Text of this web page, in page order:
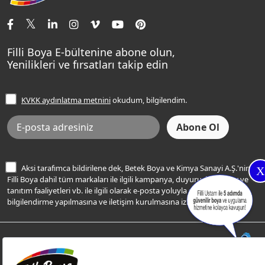
X
Tavan Boyaları
Ev Bakım ve Hobi Boyaları
Yatak Odası Renkleri
Sentomaxx Sentetik Boya
Sentomaxx İpeksi Mat
Momento Life
Şampanya Rengi
Açık Mavi Rengi
Frezya Rengi
İletişim Bilgilerimiz
Renk Danışma
Filli Ustam
Sıkça Sorulan Sorular
Ücretsiz Yalıtım Keşif Hizmeti
Bilgi Toplumu Hizmetleri
İnternet Sitesi Kullanım Koşulları
KVKK Talep Formu
KVKK Aydınlatma Metni
Filli Boya E-bültenine abone olun,
Yenilikleri ve fırsatları takip edin
KVKK aydınlatma metniniokudum, bilgilendim.
Aksi tarafımca bildirilene dek, Betek Boya ve Kimya Sanayi A.Ş.'nin
Filli Boya dahil tüm markaları ile ilgili kampanya, duyuru, hizmetler ve
tanıtım faaliyetleri vb. ile ilgili olarak e-posta yoluyla şahsıma
bilgilendirme yapılmasına ve iletişim kurulmasına izin veriyorum.